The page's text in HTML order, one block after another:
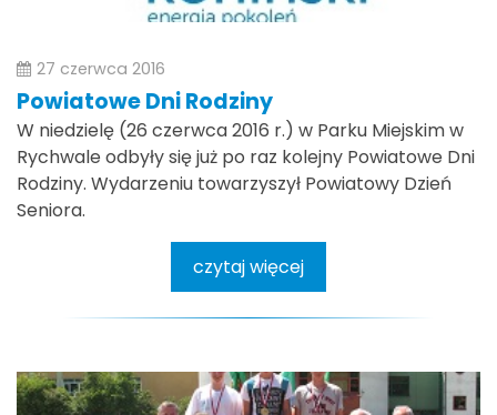
27 czerwca 2016
Powiatowe Dni Rodziny
W niedzielę (26 czerwca 2016 r.) w Parku Miejskim w
Rychwale odbyły się już po raz kolejny Powiatowe Dni
Rodziny. Wydarzeniu towarzyszył Powiatowy Dzień
Seniora.
czytaj więcej